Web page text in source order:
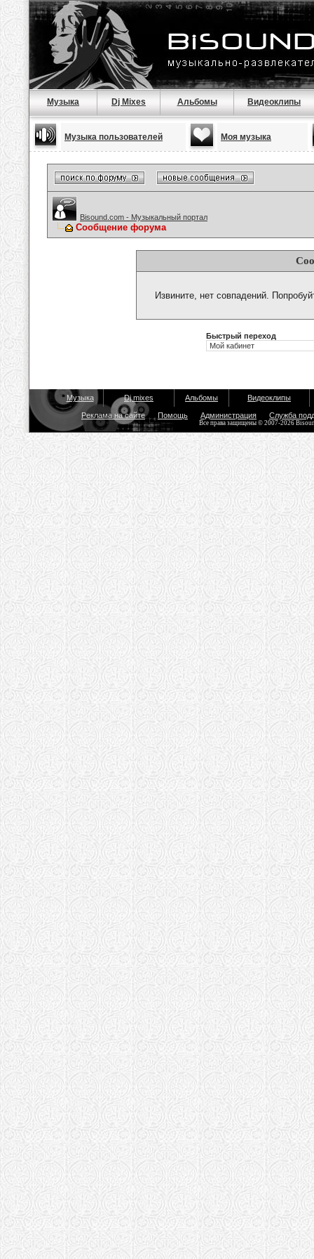
Музыка Dj Mixes Альбомы Видеоклипы
Музыка пользователей Моя музыка
Bisound.com - Музыкальный портал
Сообщение форума
Извините, нет совпадений.
Быстрый переход
Музыка Dj mixes Альбомы Видеоклипы
Реклама на сайте Помощь Администрация Служба
Все права защищены © 2007-2026